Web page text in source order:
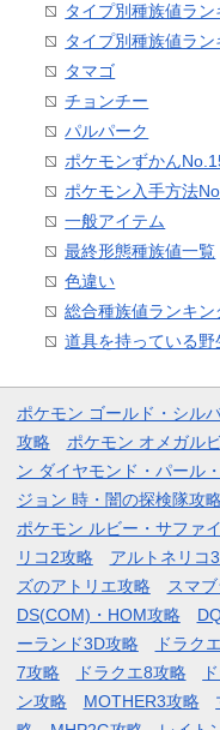
タイプ別種族値ラン
タイプ別種族値ラ
タマゴ
チョンチー
パルパーク
ポケモンずかん
ポケモン入手方法
一般アイテム
最終形態種族値一覧
色違い
総合種族値ランキン
道具を持っている野
ポケモン ゴールド・シル
攻略
ポケモン オメガル
ン ダイヤモンド・パール
ジョン 時・闇の探検隊攻
ポケモン ルビー・サファ
リコ2攻略
アルトネリコ
ズのアトリエ攻略
スマ
DS(COM)・HOM攻略
ーランド3D攻略
ドラク
7攻略
ドラクエ8攻略
ン攻略
MOTHER3攻略